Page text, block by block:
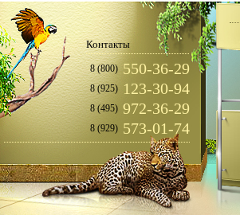
Контакты
8 (800) 550-36-29
8 (925) 123-30-94
8 (495) 972-36-29
8 (929) 573-01-74